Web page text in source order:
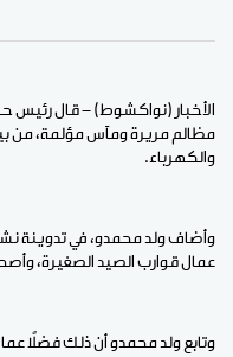
الأخبار (نواكشوط) - قال رئيس
مظالم مريرة ومآس مؤلمة، من
والكهرباء.
وأضاف ولد محمدو، في تدوينة
عمال قوارب الصيد الصغيرة،
وتابع ولد محمدو أن ذلك فضلًا